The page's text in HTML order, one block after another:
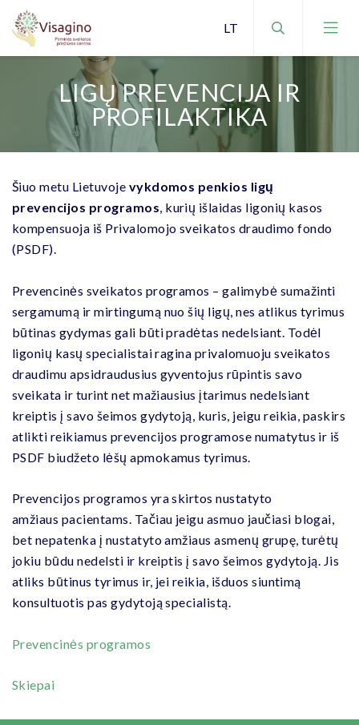
NEMOKAMOS PASLAUGOS
PAPILDOMAS PASLAUGAS TEIKIANČIOS
ĮSTAIGOS
LIGŲ PREVENCIJA IR
PROFILAKTIKA
Šiuo metu Lietuvoje vykdomos penkios ligų
prevencijos programos, kurių išlaidas ligonių kasos
kompensuoja iš Privalomojo sveikatos draudimo fondo
(PSDF).
Prevencinės sveikatos programos – galimybė sumažinti
sergamumą ir mirtingumą nuo šių ligų, nes atlikus tyrimus
būtinas gydymas gali būti pradėtas nedelsiant. Todėl
ligonių kasų specialistai ragina privalomuoju sveikatos
draudimu apsidraudusius gyventojus rūpintis savo
sveikata ir turint net mažiausius įtarimus nedelsiant
kreiptis į savo šeimos gydytoją, kuris, jeigu reikia, paskirs
atlikti reikiamus prevencijos programose numatytus ir iš
PSDF biudžeto lėšų apmokamus tyrimus.
Prevencijos programos yra skirtos nustatyto
amžiaus pacientams. Tačiau jeigu asmuo jaučiasi blogai,
bet nepatenka į nustatyto amžiaus asmenų grupę, turėtų
jokiu būdu nedelsti ir kreiptis į savo šeimos gydytoją. Jis
atliks būtinus tyrimus ir, jei reikia, išduos siuntimą
konsultuotis pas gydytoją specialistą.
Prevencinės programos
Skiepai